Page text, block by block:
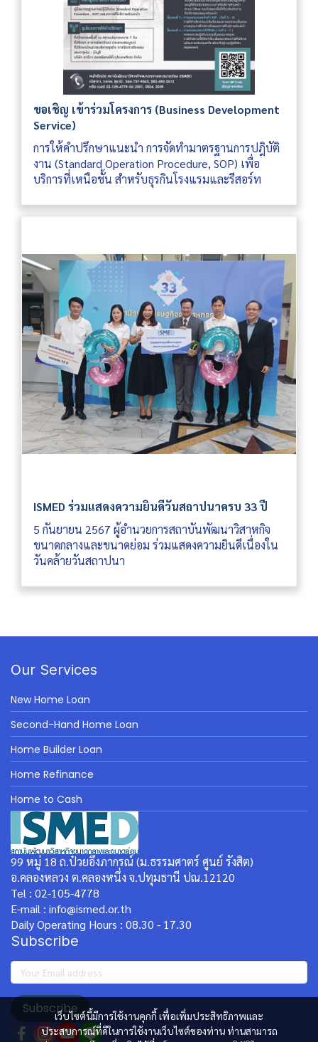
ขอเชิญ เข้าร่วมโครงการ (Business Development
Service)
การให้คำปรึกษาแนะนำ การจัดทำมาตรฐานการปฎิบัติ
งาน (Standard Operation Procedure, SOP) เพื่อ
บริการที่เหนือชั้น สำหรับธุรกินโรงแรมและรีสอร์ท
ISMED ร่วมแสดงความยินดีวันสถาปนาครบ 33 ปี
5 กันยายน 2567 ผู้อำนวยการสถาบันพัฒนาวิสาหกิจ
ขนาดกลางและขนาดย่อม ร่วมแสดงความยินดีเนื่องใน
วันคล้ายวันสถาปนา
เว็บไซต์นี้มีการใช้งานคุกกี้ เพื่อเพิ่มประสิทธิภาพและ
ประสบการณ์ที่ดีในการใช้งานเว็บไซต์ของท่าน ท่านสามารถ
Our Services
New Home Loan
Second-Hand Home Loan
Home Builder Loan
Home Refinance
Home to Cash
99 หมู่ 18 ถ.ป๋วยอึ๊งภากรณ์ (ม.ธรรมศาตร์ ศูนย์ รังสิต)
อ.คลองหลวง ต.คลองหนึ่ง จ.ปทุมธานี ปณ.12120
Tel : 02-105-4778
E-mail : info@ismed.or.th
Daily Operating Hours : 08.30 - 17.30
Subscribe
Subscribe